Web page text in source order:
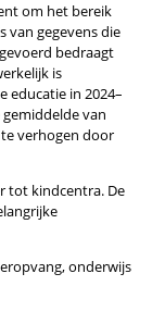
om het bereik
van gegevens die
bedraagt
is
educatie in 2024–
van
te verhogen door
tot kindcentra. De
onderwijs